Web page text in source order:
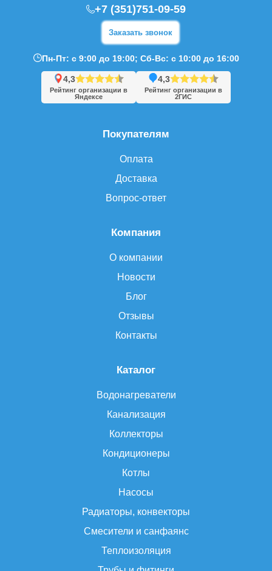
Каталог
Водонагреватели
Канализация
Коллекторы
Кондиционеры
Котлы
Насосы
Радиаторы, конвекторы
Смесители и санфаянс
Теплоизоляция
Компания
О компании
Новости
Блог
Отзывы
Контакты
Покупателям
Оплата
Доставка
Вопрос-ответ
+7 (351)751-09-59
Заказать звонок
Пн-Пт: с 9:00 до 19:00; Сб-Вс: с 10:00 до 16:00
4,3
Рейтинг организации в
Яндексе
4,3
Рейтинг организации в
2ГИС